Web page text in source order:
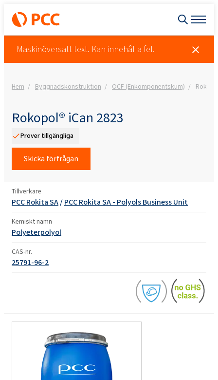
Maskinöversatt text. Kan innehålla fel.
Hem Byggnadskonstruktion OCF (Enkomponentskum)
Rokopol® iCan 2823
Prover tillgängliga
Skicka förfrågan
Tillverkare
PCC Rokita SA/PCC Rokita SA - Polyols Business Unit
Kemiskt namn
Polyeterpolyol
CAS-nr.
25791-96-2